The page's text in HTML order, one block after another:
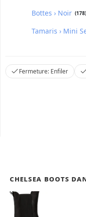
Bottes › Noir (178)
Tamaris › Mini
Fermeture: Enfiler
Chelsea Boots